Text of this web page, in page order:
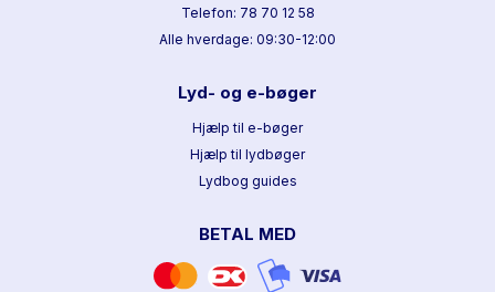
Telefon: 78 70 12 58
Alle hverdage: 09:30-12:00
Lyd- og e-bøger
Hjælp til e-bøger
Hjælp til lydbøger
Lydbog guides
BETAL MED